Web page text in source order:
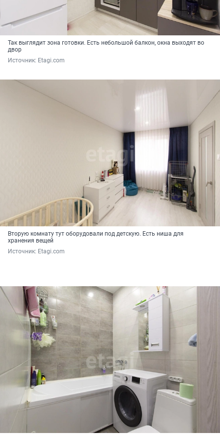
Так выглядит зона готовки. Есть небольшой балкон, окна выходят во
двор
Источник: Etagi.com
Вторую комнату тут оборудовали под детскую. Есть ниша для
хранения вещей
Источник: Etagi.com